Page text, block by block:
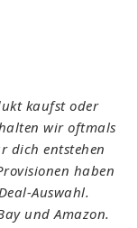
kaufst oder
wir oftmals
dich entstehen
haben
Auswahl.
und Amazon.